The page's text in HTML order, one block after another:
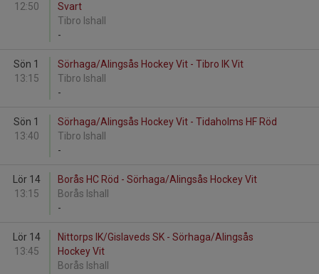
12:50
Svart
Tibro Ishall
-
Sön 1
13:15
Sörhaga/Alingsås Hockey Vit - Tibro IK Vit
Tibro Ishall
-
Sön 1
13:40
Sörhaga/Alingsås Hockey Vit - Tidaholms HF Röd
Tibro Ishall
-
Lör 14
13:15
Borås HC Röd - Sörhaga/Alingsås Hockey Vit
Borås Ishall
-
Lör 14
13:45
Nittorps IK/Gislaveds SK - Sörhaga/Alingsås
Hockey Vit
Borås Ishall